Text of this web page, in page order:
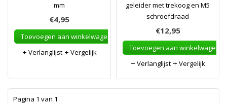
mm
€4,95
Toevoegen aan winkelwagen
Verlanglijst
Vergelijk
geleider met trekoog en M5
schroefdraad
€12,95
Toevoegen aan winkelwagen
Verlanglijst
Vergelijk
Pagina 1 van 1